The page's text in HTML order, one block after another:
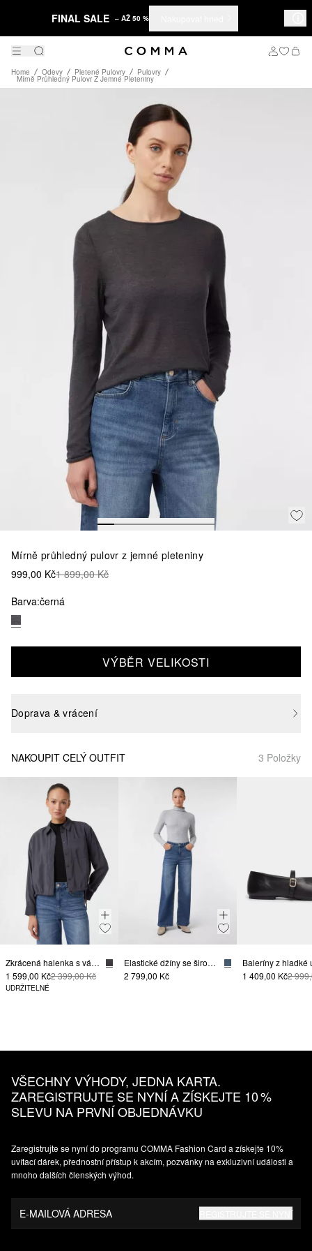
FINAL SALE – AŽ 50 %
Home Odevy Pletené Pulovry Pulovry
Mírně Průhledný Pulovr Z Jemné Pleteniny
Mírně průhledný pulovr z jemné pleteniny
999,00 Kč1 899,00 Kč
Barva:černá
VÝBĚR VELIKOSTI
Doprava & vrácení
NAKOUPIT CELÝ OUTFIT 3 Položky
Zkrácená halenka s vázačkami na spodním okraji
1 599,00 Kč2 399,00 Kč
UDRŽITELNÉ
Elastické džíny se širokými nohavicemi
2 799,00 Kč
1 409,00 Kč2
VŠECHNY VÝHODY, JEDNA KARTA.
ZAREGISTRUJTE SE NYNÍ A ZÍSKEJTE 10 %
SLEVU NA PRVNÍ OBJEDNÁVKU
Zaregistrujte se nyní do programu COMMA Fashion Card a získejte 10%
uvítací dárek, přednostní přístup k akcím, pozvánky na exkluzivní události a
mnoho dalších členských výhod.
E-MAILOVÁ ADRESA